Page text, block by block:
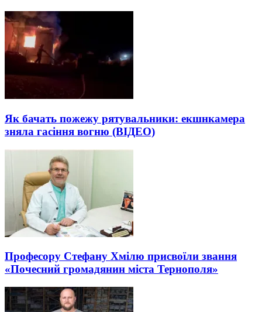
Як бачать пожежу рятувальники: екшнкамера
зняла гасіння вогню (ВІДЕО)
Професору Стефану Хмілю присвоїли звання
«Почесний громадянин міста Тернополя»